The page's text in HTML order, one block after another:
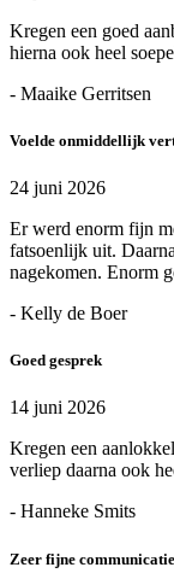
Kregen een goed
hierna ook heel
- Maaike Gerritsen
Voelde onmiddellijk
24 juni 2026
Er werd enorm fijn
fatsoenlijk uit.
nagekomen. Enorm
- Kelly de Boer
Goed gesprek
14 juni 2026
Kregen een
verliep daarna ook
- Hanneke Smits
Zeer fijne communicatie